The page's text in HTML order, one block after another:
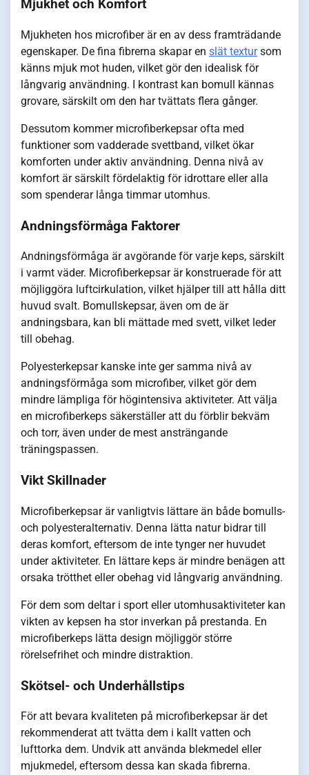
Mjukhet och Komfort
Mjukheten hos microfiber är en av dess framträdande
egenskaper. De fina fibrerna skapar en slät textursom
känns mjuk mot huden, vilket gör den idealisk för
långvarig användning. I kontrast kan bomull kännas
grovare, särskilt om den har tvättats flera gånger.
Dessutom kommer microfiberkepsar ofta med
funktioner som vadderade svettband, vilket ökar
komforten under aktiv användning. Denna nivå av
komfort är särskilt fördelaktig för idrottare eller alla
som spenderar långa timmar utomhus.
Andningsförmåga Faktorer
Andningsförmåga är avgörande för varje keps, särskilt
i varmt väder. Microfiberkepsar är konstruerade för att
möjliggöra luftcirkulation, vilket hjälper till att hålla ditt
huvud svalt. Bomullskepsar, även om de är
andningsbara, kan bli mättade med svett, vilket leder
till obehag.
Polyesterkepsar kanske inte ger samma nivå av
andningsförmåga som microfiber, vilket gör dem
mindre lämpliga för högintensiva aktiviteter. Att välja
en microfiberkeps säkerställer att du förblir bekväm
och torr, även under de mest ansträngande
träningspassen.
Vikt Skillnader
Microfiberkepsar är vanligtvis lättare än både bomulls-
och polyesteralternativ. Denna lätta natur bidrar till
deras komfort, eftersom de inte tynger ner huvudet
under aktiviteter. En lättare keps är mindre benägen att
orsaka trötthet eller obehag vid långvarig användning.
För dem som deltar i sport eller utomhusaktiviteter kan
vikten av kepsen ha stor inverkan på prestanda. En
microfiberkeps lätta design möjliggör större
rörelsefrihet och mindre distraktion.
Skötsel- och Underhållstips
För att bevara kvaliteten på microfiberkepsar är det
rekommenderat att tvätta dem i kallt vatten och
lufttorka dem. Undvik att använda blekmedel eller
mjukmedel, eftersom dessa kan skada fibrerna.